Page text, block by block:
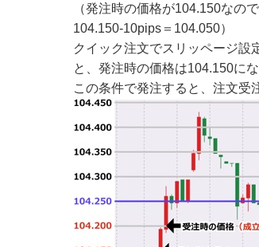
（発注時の価格が104.150なの
104.150-10pips＝104.050）
クイック注文でスリッページ設
と、発注時の価格は104.150にな
この条件で発注すると、注文受